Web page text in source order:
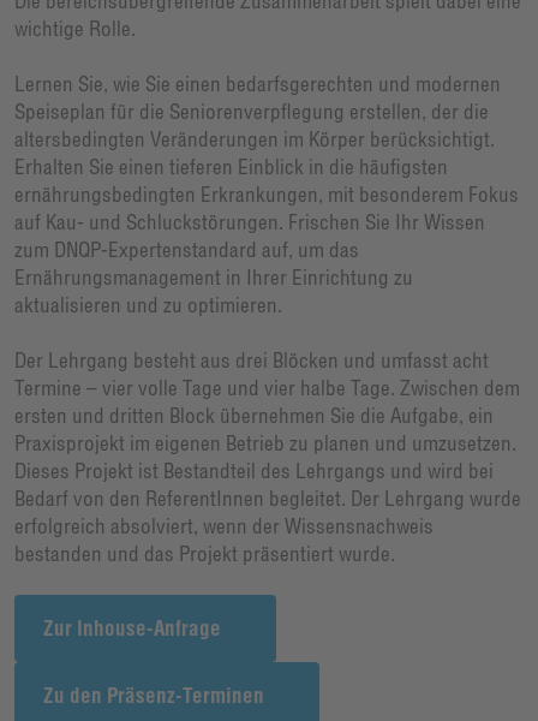
wichtige Rolle.
Lernen Sie, wie Sie einen bedarfsgerechten und modernen
Speiseplan für die Seniorenverpflegung erstellen, der die
altersbedingten Veränderungen im Körper berücksichtigt.
Erhalten Sie einen tieferen Einblick in die häufigsten
ernährungsbedingten Erkrankungen, mit besonderem Fokus
auf Kau- und Schluckstörungen. Frischen Sie Ihr Wissen
zum DNQP-Expertenstandard auf, um das
Ernährungsmanagement in Ihrer Einrichtung zu
aktualisieren und zu optimieren.
Der Lehrgang besteht aus drei Blöcken und umfasst acht
Termine – vier volle Tage und vier halbe Tage. Zwischen dem
ersten und dritten Block übernehmen Sie die Aufgabe, ein
Praxisprojekt im eigenen Betrieb zu planen und umzusetzen.
Dieses Projekt ist Bestandteil des Lehrgangs und wird bei
Bedarf von den ReferentInnen begleitet. Der Lehrgang wurde
erfolgreich absolviert, wenn der Wissensnachweis
bestanden und das Projekt präsentiert wurde.
Zur Inhouse-Anfrage
Zu den Präsenz-Terminen